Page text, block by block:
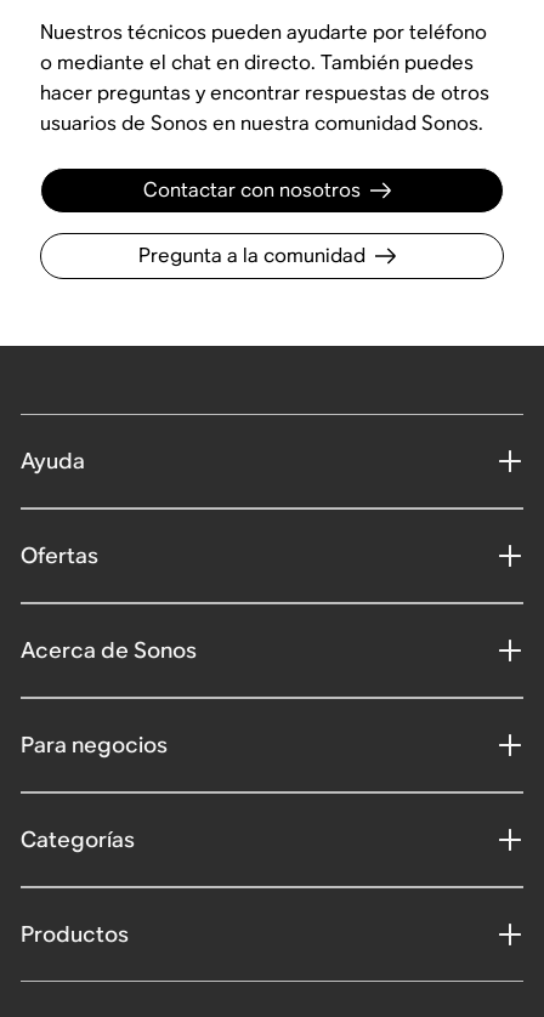
Nuestros técnicos pueden ayudarte por teléfono
o mediante el chat en directo. También puedes
hacer preguntas y encontrar respuestas de otros
usuarios de Sonos en nuestra comunidad Sonos.
Contactar con nosotros
Pregunta a la comunidad
Ayuda
Ofertas
Acerca de Sonos
Para negocios
Categorías
Productos